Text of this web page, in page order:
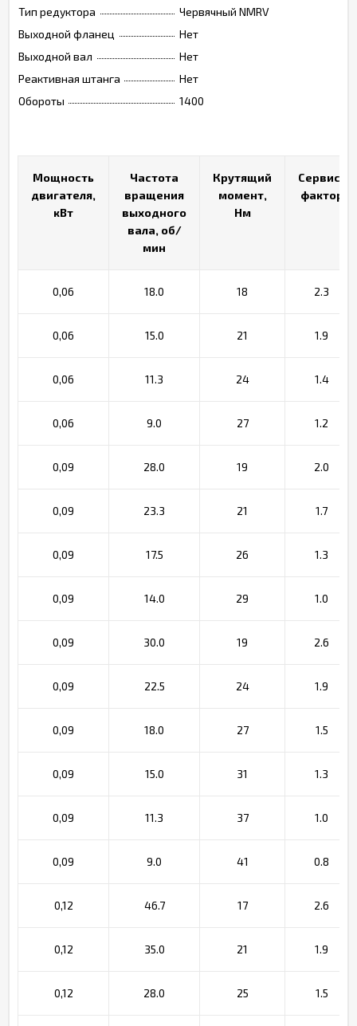
Тип редуктора
Червячный NMRV
Выходной фланец
Нет
Выходной вал
Нет
Реактивная штанга
Нет
Обороты
1400
Мощность
двигателя,
кВт
Частота
вращения
выходного
вала, об/
мин
Крутящий
момент,
Нм
Сервис-
фактор
0,06 18.0 18 2.3
0,06 15.0 21 1.9
0,06 11.3 24 1.4
0,06 9.0 27 1.2
0,09 28.0 19 2.0
0,09 23.3 21 1.7
0,09 17.5 26 1.3
0,09 14.0 29 1.0
0,09 30.0 19 2.6
0,09 22.5 24 1.9
0,09 18.0 27 1.5
0,09 15.0 31 1.3
0,09 11.3 37 1.0
0,09 9.0 41 0.8
0,12 46.7 17 2.6
0,12 35.0 21 1.9
0,12 28.0 25 1.5
Мощность
двигателя,
кВт
Частота
вращения
выходного
вала, об/
мин
Крутящий
момент,
Нм
Сервис-
фактор